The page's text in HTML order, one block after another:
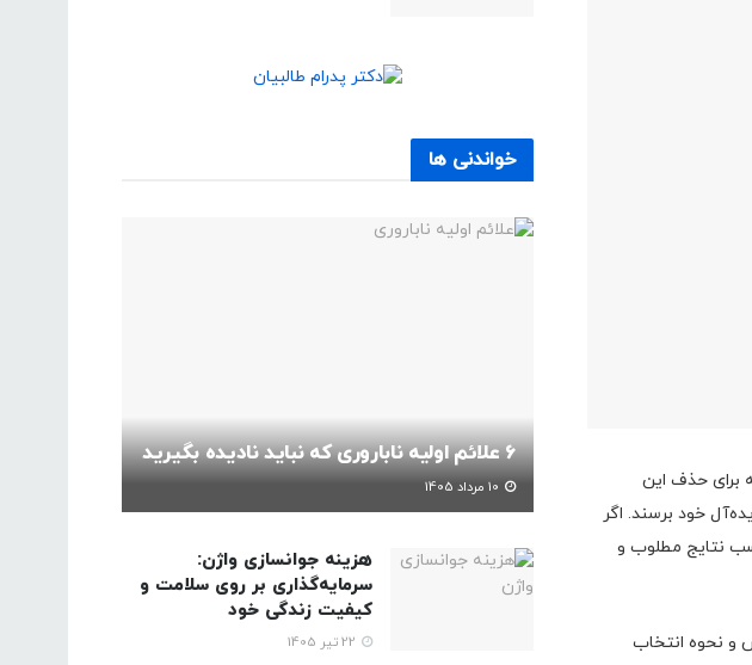
برای حذف این
خود برسند. اگر
نتایج مطلوب و
و نحوه انتخاب
خواندنی ها
6 علائم اولیه ناباروری که نباید نادیده بگیرید
هزینه جوانسازی واژن:
سرمایه‌گذاری بر روی سلامت و
کیفیت زندگی خود